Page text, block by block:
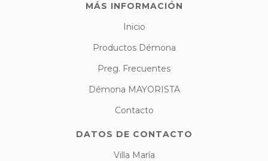
MÁS INFORMACIÓN
Inicio
Productos Démona
Preg. Frecuentes
Démona MAYORISTA
Contacto
DATOS DE CONTACTO
Villa María